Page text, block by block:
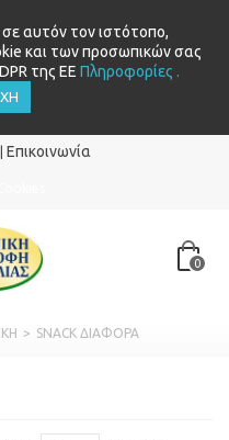
αυτόν τον ιστότοπο,
και των προσωπικών σας
της ΕΕ Πληροφορίες .
Επικοινωνία
0
> SNACK ΔΙΑΦΟΡΑ